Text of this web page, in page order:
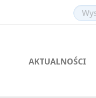
AKTUALNOŚCI